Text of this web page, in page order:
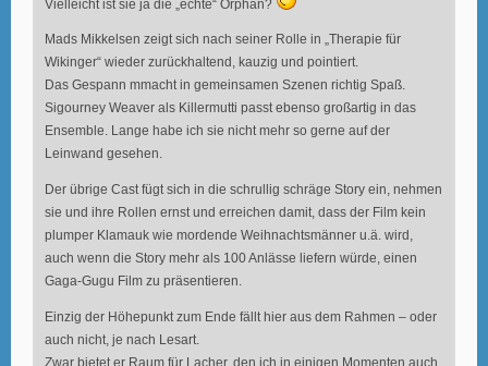
Vielleicht ist sie ja die „echte“ Orphan?
Mads Mikkelsen zeigt sich nach seiner Rolle in „Therapie für
Wikinger“ wieder zurückhaltend, kauzig und pointiert.
Das Gespann mmacht in gemeinsamen Szenen richtig Spaß.
Sigourney Weaver als Killermutti passt ebenso großartig in das
Ensemble. Lange habe ich sie nicht mehr so gerne auf der
Leinwand gesehen.
Der übrige Cast fügt sich in die schrullig schräge Story ein, nehmen
sie und ihre Rollen ernst und erreichen damit, dass der Film kein
plumper Klamauk wie mordende Weihnachtsmänner u.ä. wird,
auch wenn die Story mehr als 100 Anlässe liefern würde, einen
Gaga-Gugu Film zu präsentieren.
Einzig der Höhepunkt zum Ende fällt hier aus dem Rahmen – oder
auch nicht, je nach Lesart.